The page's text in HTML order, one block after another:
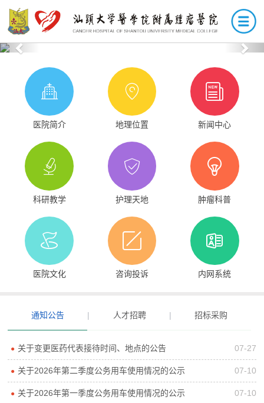
Previous
医院简介 地理位置 新闻中心
科研教学 护理天地 肿瘤科普
医院文化 咨询投诉 内网系统
通知公告 | 人才招聘 | 招标采购
● 关于变更医药代表接待时间、地点的公告 07-27
● 关于2026年第二季度公务用车使用情况的公示 07-10
● 关于2026年第一季度公务用车使用情况的公示 07-10